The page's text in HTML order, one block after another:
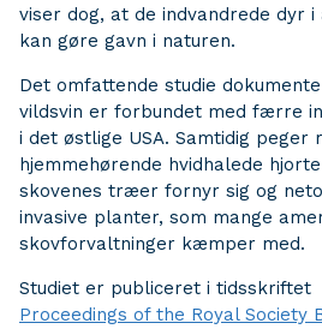
viser dog, at de indvandrede dyr
kan gøre gavn i naturen.
Det omfattende studie
vildsvin er forbundet med færre
i det østlige USA. Samtidig
hjemmehørende hvidhalede
skovenes træer fornyr sig og
invasive planter, som mange
skovforvaltninger kæmper med.
Studiet er publiceret i tidsskriftet
Proceedings of the Royal Society